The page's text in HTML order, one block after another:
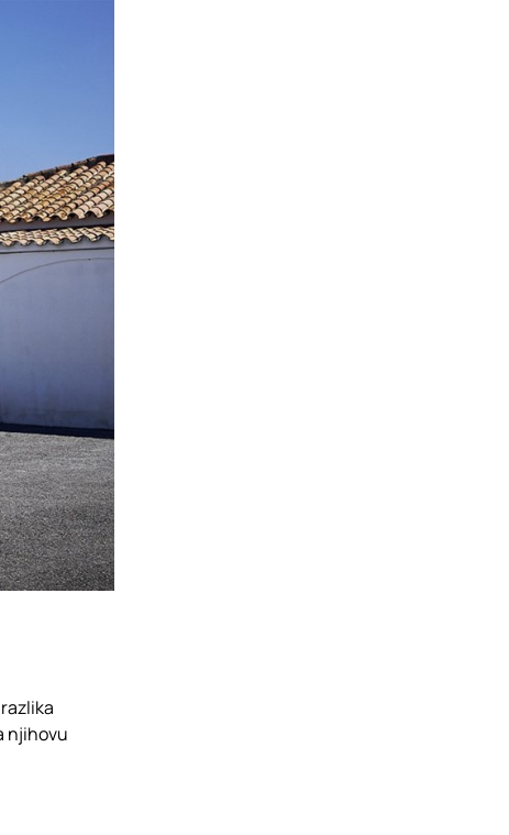
njihovu